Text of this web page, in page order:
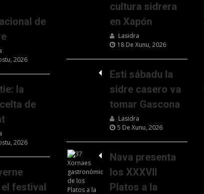
de
2026
la
de
2026
el festival
cultura sidrera
en Xapón
Lasidra
18 De Xunu, 2026
Esti sábadu la
sidre casero va
tomar Gascona
Lasidra
5 De Xunu, 2026
Nava presenta
los XXXVII
Platos a la